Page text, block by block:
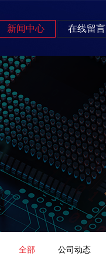
新闻中心 在线留言
全部 公司动态